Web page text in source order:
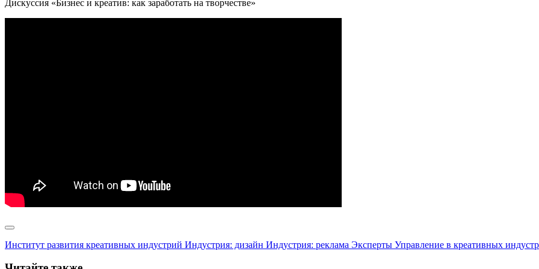
Дискуссия «Бизнес и креатив: как заработать на творчестве»
Институт развития креативных индустрий Индустрия: дизайн Индустрия: реклама Эксперты Управление в креативных